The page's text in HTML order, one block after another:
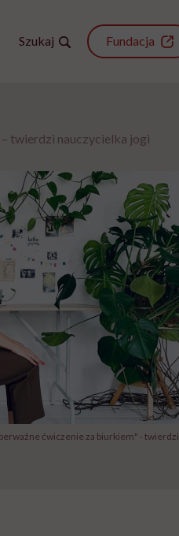
Szukaj Fundacja
– twierdzi nauczycielka jogi
ćwiczenie za biurkiem" - twierdzi